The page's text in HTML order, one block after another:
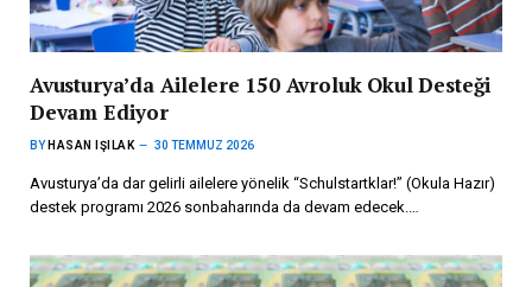
Avusturya’da Ailelere 150 Avroluk Okul Desteği
Devam Ediyor
BY HASAN IŞILAK 30 TEMMUZ 2026
Avusturya’da dar gelirli ailelere yönelik “Schulstartklar!” (Okula Hazır)
destek programı 2026 sonbaharında da devam edecek.…